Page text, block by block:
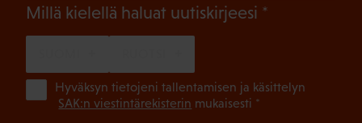
Millä kielellä haluat uutiskirjeesi (Pakollinen)
Hyväksyn tietojeni tallentamisen ja käsittelyn
SAK:n viestintärekisterin mukaisesti *